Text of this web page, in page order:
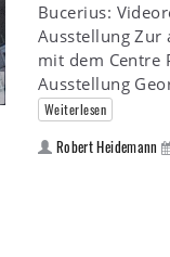
Bucerius:
Ausstellung Zur
mit dem Centre
Ausstellung
Weiterlesen
Robert Heidemann